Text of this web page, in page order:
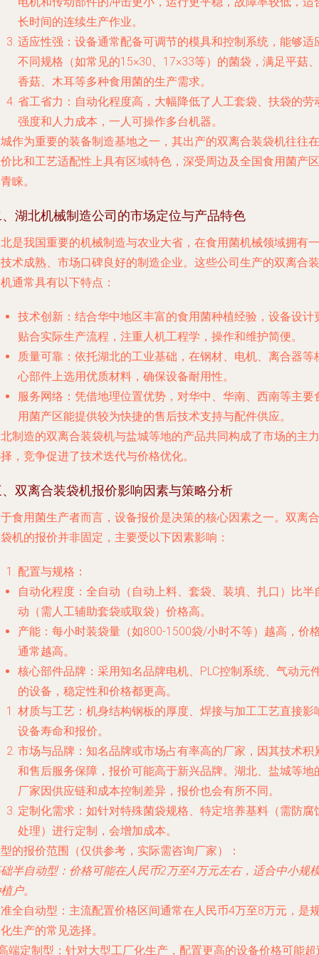
长时间的连续生产作业。
适应性强 ：设备通常配备可调节的模具和控制系统，能够适
不同规格（如常见的15×30、17×33等）的菌袋，满足平菇、
香菇、木耳等多种食用菌的生产需求。
省工省力 ：自动化程度高，大幅降低了人工套袋、扶袋的劳
强度和人力成本，一人可操作多台机器。
作为重要的装备制造基地之一，其出产的双离合装袋机往往在
比和工艺适配性上具有区域特色，深受周边及全国食用菌产区
睐。
湖北机械制造公司的市场定位与产品特色
是我国重要的机械制造与农业大省，在食用菌机械领域拥有一
术成熟、市场口碑良好的制造企业。这些公司生产的双离合装
通常具有以下特点：
技术创新 ：结合华中地区丰富的食用菌种植经验，设备设计
贴合实际生产流程，注重人机工程学，操作和维护简便。
质量可靠 ：依托湖北的工业基础，在钢材、电机、离合器等
心部件上选用优质材料，确保设备耐用性。
服务网络 ：凭借地理位置优势，对华中、华南、西南等主要
用菌产区能提供较为快捷的售后技术支持与配件供应。
制造的双离合装袋机与盐城等地的产品共同构成了市场的主力
，竞争促进了技术迭代与价格优化。
双离合装袋机报价影响因素与策略分析
食用菌生产者而言，设备报价是决策的核心因素之一。双离合
机的报价并非固定，主要受以下因素影响：
配置与规格 ：
自动化程度 ：全自动（自动上料、套袋、装填、扎口）比半
动（需人工辅助套袋或取袋）价格高。
产能 ：每小时装袋量（如800-1500袋/小时不等）越高，价
通常越高。
核心部件品牌 ：采用知名品牌电机、PLC控制系统、气动元
的设备，稳定性和价格都更高。
材质与工艺 ：机身结构钢板的厚度、焊接与加工工艺直接影
设备寿命和报价。
市场与品牌 ：知名品牌或市场占有率高的厂家，因其技术积
和售后服务保障，报价可能高于新兴品牌。湖北、盐城等地
厂家因供应链和成本控制差异，报价也会有所不同。
定制化需求 ：如针对特殊菌袋规格、特定培养基料（需防腐
处理）进行定制，会增加成本。
的报价范围（仅供参考，实际需咨询厂家）
：
半自动型：价格可能在人民币2万至4万元左右，适合中小规
户。
全自动型 ：主流配置价格区间通常在人民币4万至8万元，是
生产的常见选择。
端定制型 ：针对大型工厂化生产，配置更高的设备价格可能超